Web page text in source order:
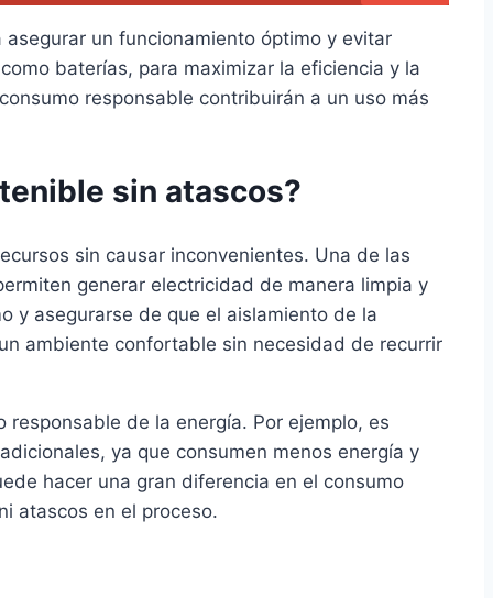
un funcionamiento óptimo y evitar
baterías, para maximizar la eficiencia y la
responsable contribuirán a un uso más
sin atascos?
sin causar inconvenientes. Una de las
generar electricidad de manera limpia y
y asegurarse de que el aislamiento de la
ambiente confortable sin necesidad de recurrir
de la energía. Por ejemplo, es
ya que consumen menos energía y
hacer una gran diferencia en el consumo
atascos en el proceso.